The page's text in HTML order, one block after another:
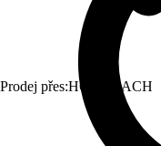
Prodej přes:HORNBACH